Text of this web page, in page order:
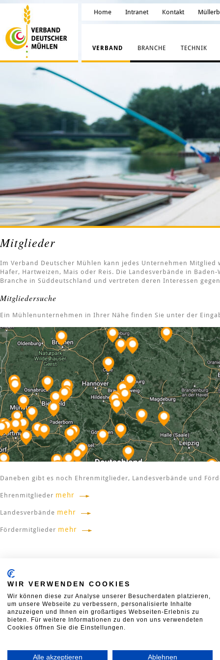
Home Intranet Kontakt
VERBAND BRANCHE TECHNIK
Mitglieder
Im Verband Deutscher Mühlen kann jedes Unternehmen
Hafer, Hartweizen, Mais oder Reis. Die Landesverbände in
Branche in Süddeutschland und vertreten deren Interessen
Mitgliedersuche
Ein Mühlenunternehmen in Ihrer Nähe finden Sie unter der
Daneben gibt es noch Ehrenmitglieder, Landesverbände und
Ehrenmitglieder mehr
Landesverbände mehr
Fördermitglieder mehr
Verband Deutscher Mühlen
Neustädtische Kirchstraße 7A
10117 Berlin
T030 2123369-0F030 2123369-99
E vdm@muehlen.org
Während Ihres Besuchs
Seite wurden in
WIR VERWENDEN COOKIES
Wir können diese zur Analyse unserer Besucherdaten platzieren,
um unsere Webseite zu verbessern, personalisierte Inhalte
anzuzeigen und Ihnen ein großartiges Webseiten-Erlebnis zu
bieten. Für weitere Informationen zu den von uns verwendeten
Cookies öffnen Sie die Einstellungen.
Alle akzeptieren Ablehnen